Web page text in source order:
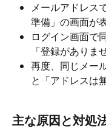
メールアドレス
準備」の画面が
ログイン画面で
「登録がありま
再度、同じメー
と「アドレスは
主な原因と対処